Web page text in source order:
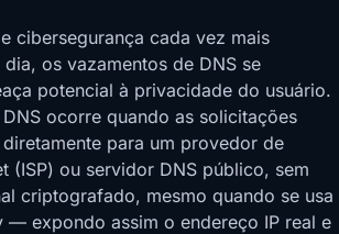
cibersegurança cada vez mais
os vazamentos de DNS se
potencial à privacidade do usuário.
ocorre quando as solicitações
para um provedor de
(ISP) ou servidor DNS público, sem
criptografado, mesmo quando se usa
— expondo assim o endereço IP real e